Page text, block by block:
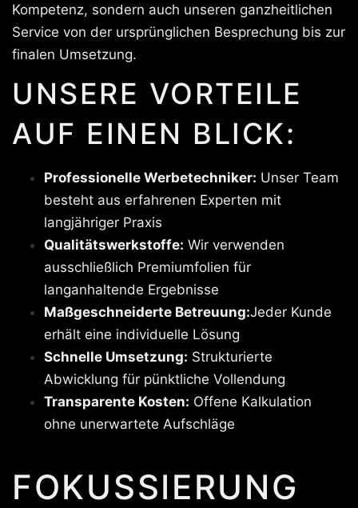
Kompetenz, sondern auch unseren ganzheitlichen
Service von der ursprünglichen Besprechung bis zur
finalen Umsetzung.
UNSERE VORTEILE
AUF EINEN BLICK:
Professionelle Werbetechniker: Unser Team
besteht aus erfahrenen Experten mit
langjähriger Praxis
Qualitätswerkstoffe: Wir verwenden
ausschließlich Premiumfolien für
langanhaltende Ergebnisse
Maßgeschneiderte Betreuung:Jeder Kunde
erhält eine individuelle Lösung
Schnelle Umsetzung: Strukturierte
Abwicklung für pünktliche Vollendung
Transparente Kosten: Offene Kalkulation
ohne unerwartete Aufschläge
FOKUSSIERUNG